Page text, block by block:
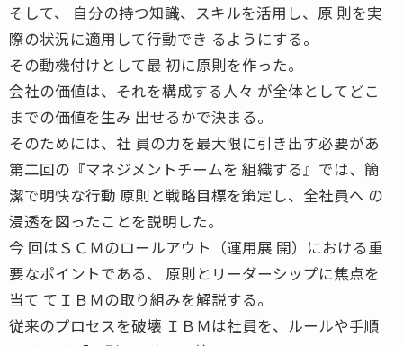
そして、 自分の持つ知識、スキルを活用し、原 則を実
際の状況に適用して行動でき るようにする。
その動機付けとして最 初に原則を作った。
会社の価値は、それを構成する人々 が全体としてどこ
までの価値を生み 出せるかで決まる。
そのためには、社 員の力を最大限に引き出す必要があ
第二回の『マネジメントチームを 組織する』では、簡
潔で明快な行動 原則と戦略目標を策定し、全社員へ の
浸透を図ったことを説明した。
今 回はＳＣＭのロールアウト（運用展 開）における重
要なポイントである、 原則とリーダーシップに焦点を
当て てＩＢＭの取り組みを解説する。
従来のプロセスを破壊 ＩＢＭは社員を、ルールや手順